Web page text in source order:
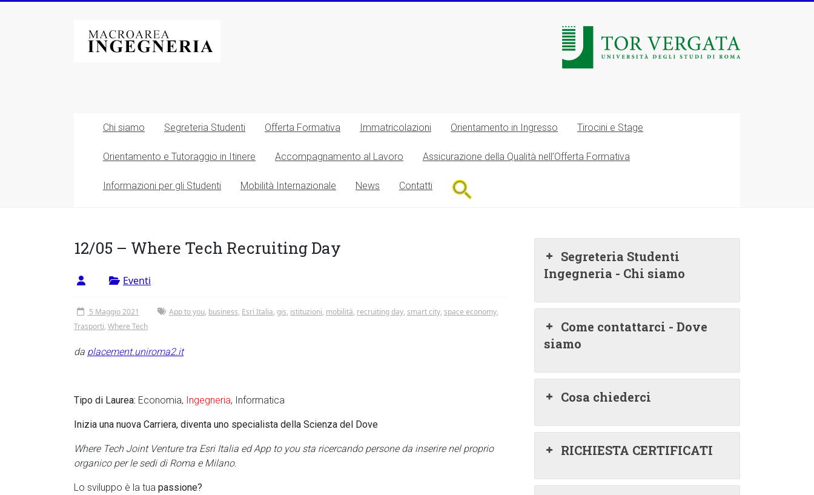
Macroarea
di
Università
degli
Studi
Tor
Vergata
Chi siamo Segreteria Studenti Offerta Formativa Immatricolazioni Orientamento in Ingresso Tirocini e Stage
Orientamento e Tutoraggio in Itinere Accompagnamento al Lavoro Assicurazione della Qualità nell’Offerta Formativa
Informazioni per gli Studenti Mobilità Internazionale News Contatti
12/05 – Where Tech Recruiting Day
Eventi
5 Maggio 2021 App to you, business, Esri Italia, gis, istituzioni, mobilità, recruiting day, smart city, space economy,
Trasporti, Where Tech
da placement.uniroma2.it
Tipo di Laurea: Economia, Ingegneria, Informatica
Inizia una nuova Carriera, diventa uno specialista della Scienza del Dove
Where Tech Joint Venture tra Esri Italia ed App to you sta ricercando persone da inserire nel proprio
organico per le sedi di Roma e Milano.
Lo sviluppo è la tua passione?
Segreteria Studenti
Ingegneria - Chi siamo
Come contattarci - Dove
siamo
Cosa chiederci
RICHIESTA CERTIFICATI